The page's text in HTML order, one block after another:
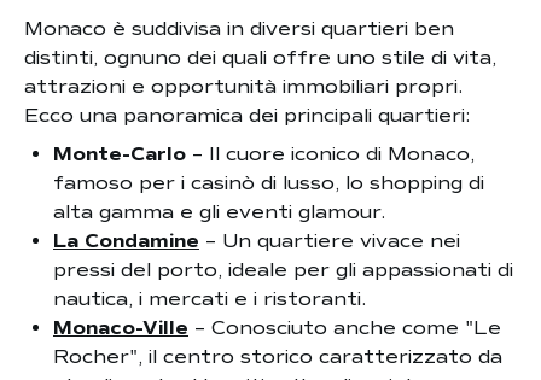
Monaco è suddivisa in diversi quartieri ben
distinti, ognuno dei quali offre uno stile di vita,
attrazioni e opportunità immobiliari propri.
Ecco una panoramica dei principali quartieri:
Monte-Carlo – Il cuore iconico di Monaco,
famoso per i casinò di lusso, lo shopping di
alta gamma e gli eventi glamour.
La Condamine – Un quartiere vivace nei
pressi del porto, ideale per gli appassionati di
nautica, i mercati e i ristoranti.
Monaco-Ville – Conosciuto anche come "Le
Rocher", il centro storico caratterizzato da